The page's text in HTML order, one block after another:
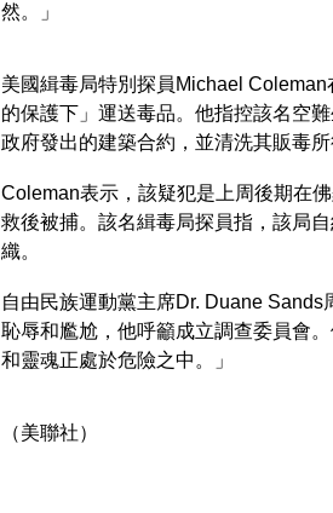
然。」
美國緝毒局特別探員Michael
的保護下」運送毒品。他指控該名空
政府發出的建築合約，並清洗其販毒
Coleman表示，該疑犯是上周後期在
救後被捕。該名緝毒局探員指，該局
織。
自由民族運動黨主席Dr. Duane
恥辱和尷尬，他呼籲成立調查委員會
和靈魂正處於危險之中。」
（美聯社）